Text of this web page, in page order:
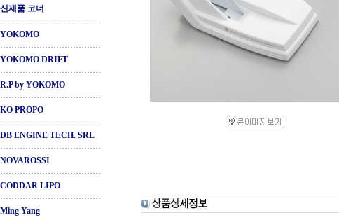
신제품 코너
YOKOMO
YOKOMO DRIFT
R.P by YOKOMO
KO PROPO
DB ENGINE TECH. SRL
NOVAROSSI
CODDAR LIPO
Ming Yang